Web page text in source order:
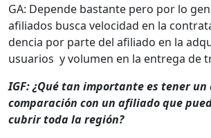
GA: Depende bas­tante pero por lo
afil­i­a­dos bus­ca veloci­dad en la
den­cia por parte del afil­i­a­do en la
usuar­ios y vol­u­men en la entre­ga de
IGF: ¿Qué tan impor­tante es ten­er
com­para­ción con un afil­i­a­do que
cubrir toda la región?